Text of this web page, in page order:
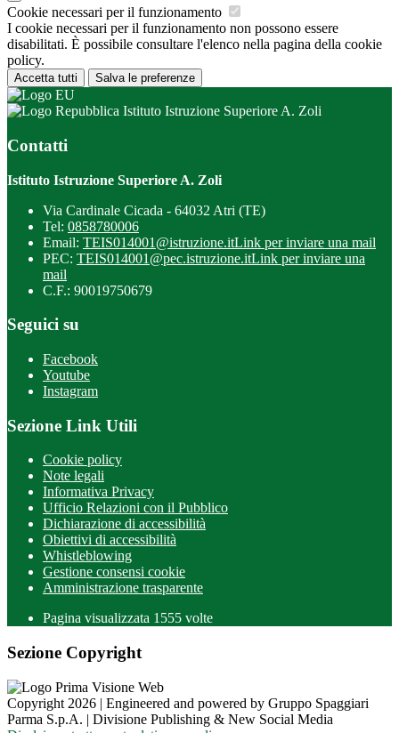
Cookie necessari per il funzionamento
I cookie necessari per il funzionamento non possono essere
disabilitati. È possibile consultare l'elenco nella pagina della cookie
policy.
Accetta tutti Salva le preferenze
Istituto Istruzione Superiore A. Zoli
Contatti
Istituto Istruzione Superiore A. Zoli
Via Cardinale Cicada - 64032 Atri (TE)
Tel: 0858780006
Email: TEIS014001@istruzione.itLink per inviare una mail
PEC: TEIS014001@pec.istruzione.itLink per inviare una
mail
C.F.: 90019750679
Seguici su
Facebook
Youtube
Instagram
Sezione Link Utili
Cookie policy
Note legali
Informativa Privacy
Ufficio Relazioni con il Pubblico
Dichiarazione di accessibilità
Obiettivi di accessibilità
Whistleblowing
Gestione consensi cookie
Amministrazione trasparente
Pagina visualizzata 1555 volte
Sezione Copyright
Copyright 2026 | Engineered and powered by Gruppo Spaggiari
Parma S.p.A. | Divisione Publishing & New Social Media